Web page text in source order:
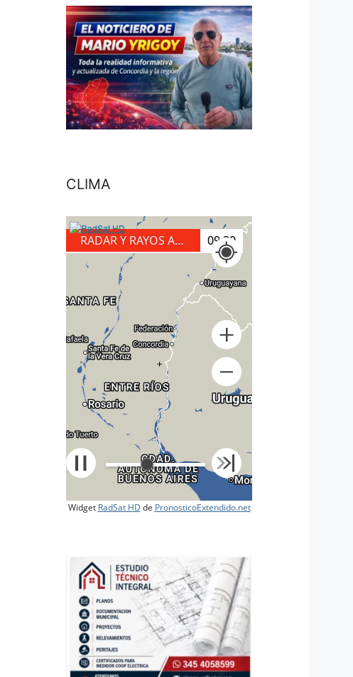
CLIMA
RADAR Y RAYOS A TIERRA 09:50
+
Widget RadSat HD de PronosticoExtendido.net